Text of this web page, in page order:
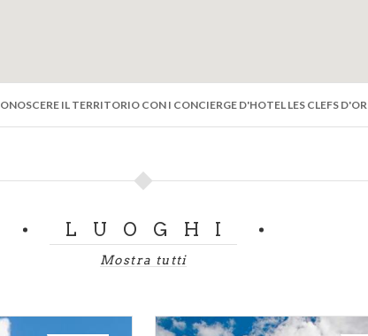
IL TERRITORIO CON I CONCIERGE D'HOTEL LES CLEFS D'OR
LUOGHI
Mostra tutti